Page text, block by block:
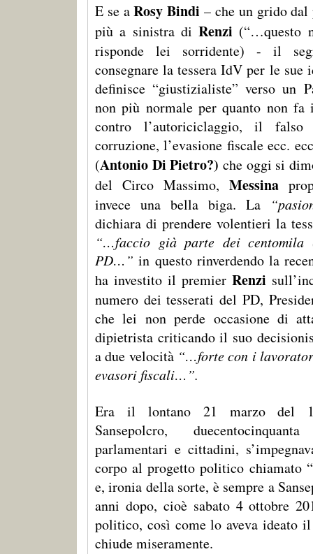
E se aRosy Bindi – che un grido
più a sinistra di Renzi (“…questo
risponde lei sorridente) - il
consegnare la tessera IdV per le sue
definisce “giustizialiste” verso un
non più normale per quanto non
contro l’autoriciclaggio, il
corruzione, l’evasione fiscale ecc.
(Antonio Di Pietro?) che oggi si
del Circo Massimo, Messina
invece una bella biga. La
dichiara di prendere volentieri la
“…faccio già parte dei centomila
PD…” in questo rinverdendo la
ha investito il premier Renzi
numero dei tesserati del PD,
che lei non perde occasione di
dipietrista criticando il suo
a due velocità “…forte con i
evasori fiscali…”.
Era il lontano 21 marzo del
Sansepolcro,
parlamentari e cittadini,
corpo al progetto politico chiamato
e, ironia della sorte, è sempre a
anni dopo, cioè sabato 4 ottobre
politico, così come lo aveva ideato
chiude miseramente.